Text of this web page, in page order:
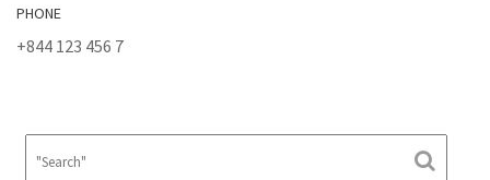
PHONE
+844 123 456 7